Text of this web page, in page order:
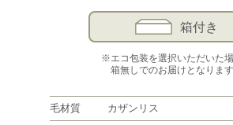
箱付き
※エコ包装を選択いただいた
箱無しでのお届けとなります
毛材質 カザンリス